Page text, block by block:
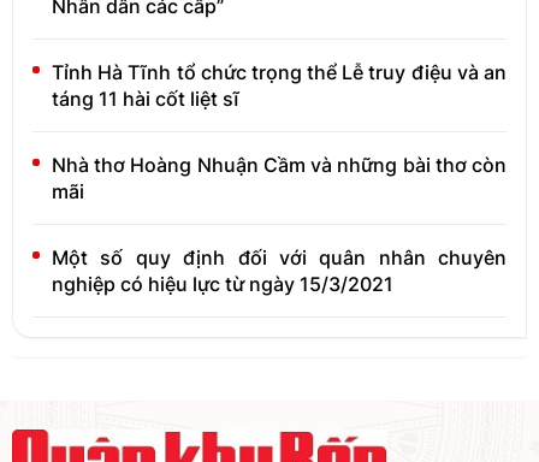
Nhân dân các cấp”
Tỉnh Hà Tĩnh tổ chức trọng thể Lễ truy điệu và an
táng 11 hài cốt liệt sĩ
Nhà thơ Hoàng Nhuận Cầm và những bài thơ còn
mãi
Một số quy định đối với quân nhân chuyên
nghiệp có hiệu lực từ ngày 15/3/2021